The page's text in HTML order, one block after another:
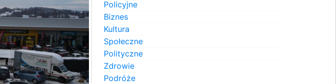
Policyjne
Biznes
Kultura
Społeczne
Polityczne
Zdrowie
Podróże